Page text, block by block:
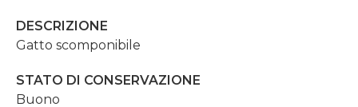
DESCRIZIONE
Gatto scomponibile
STATO DI CONSERVAZIONE
Buono